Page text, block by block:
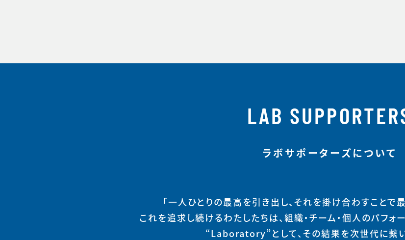
LAB
ラボサポーターズについて
「一人ひとりの最高を引き出し、それを掛け合わすことで
これを追求し続けるわたしたちは、組織・チーム・個人のパフ
“Laboratory”として、その結果を次世代に繋